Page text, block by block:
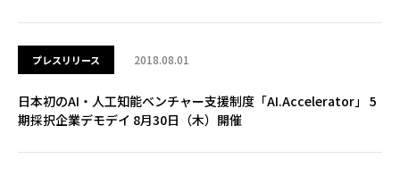
プレスリリース 2018.08.01
日本初のAI・人工知能ベンチャー支援制度「AI.Accelerator」 5
期採択企業デモデイ 8月30日（木）開催